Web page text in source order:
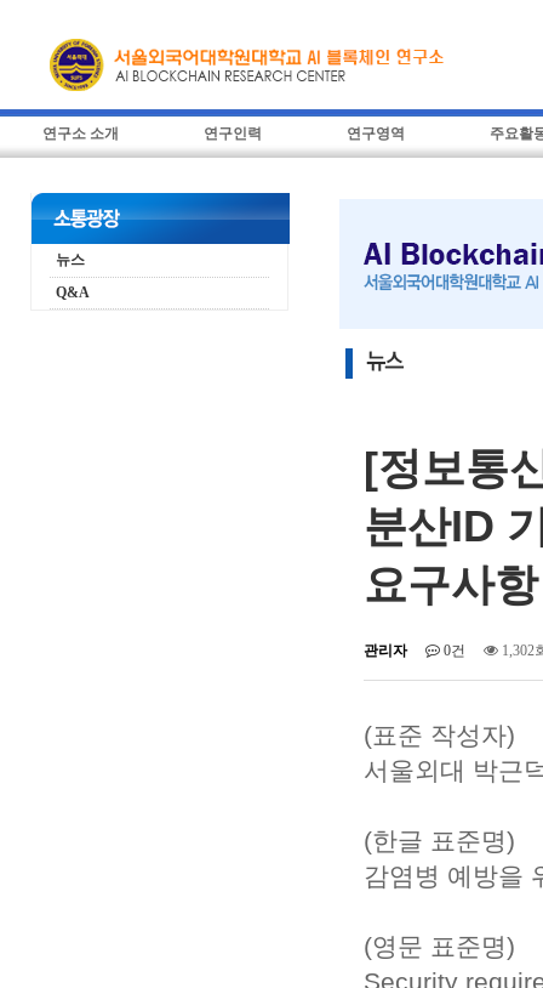
연구소 소개 연구인력 연구영역 주요활
뉴스
Q&A
[정보통
분산ID
요구사항
관리자 0건 1,302
(표준 작성자)
서울외대 박근
(한글 표준명)
감염병 예방을
(영문 표준명)
Security